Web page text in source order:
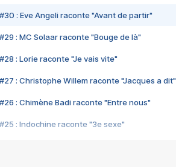
#30 : Eve Angeli raconte "Avant de partir"
#29 : MC Solaar raconte "Bouge de là"
#28 : Lorie raconte "Je vais vite"
#27 : Christophe Willem raconte "Jacques a dit"
#26 : Chimène Badi raconte "Entre nous"
#25 : Indochine raconte "3e sexe"